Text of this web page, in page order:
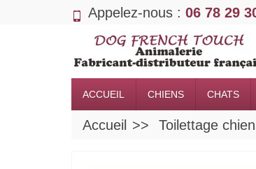
Appelez-nous : 06 78 29
ACCUEIL CHIENS CHATS
Accueil Toilettage